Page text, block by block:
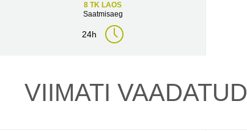
8 TK LAOS
Saatmisaeg
24h
VIIMATI VAADATUD